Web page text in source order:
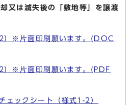
又は滅失後の「敷地等」を譲渡
）※片面印刷願います。(DOC
）※片面印刷願います。(PDF
ェックシート（様式1-2）